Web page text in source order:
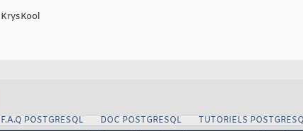
KrysKool
F.A.Q POSTGRESQL DOC POSTGRESQL TUTORIELS